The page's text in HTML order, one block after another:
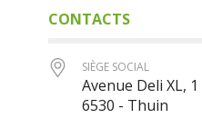
CONTACTS
SIÈGE SOCIAL
Avenue Deli XL, 1
6530 - Thuin